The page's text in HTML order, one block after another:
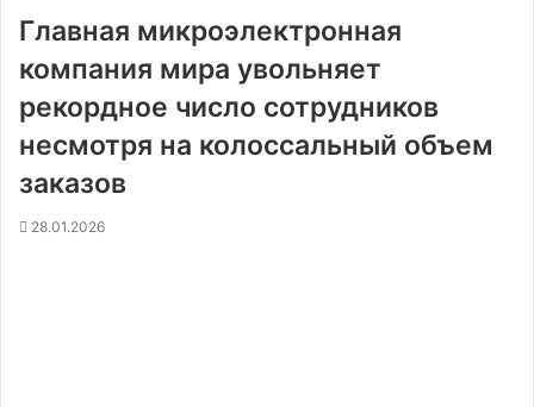
Главная микроэлектронная
компания мира увольняет
рекордное число сотрудников
несмотря на колоссальный объем
заказов
28.01.2026